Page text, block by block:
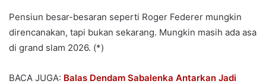
Pensiun besar-besaran seperti Roger Federer mungkin
direncanakan, tapi bukan sekarang. Mungkin masih ada asa
di grand slam 2026. (*)
BACA JUGA: Balas Dendam Sabalenka Antarkan Jadi